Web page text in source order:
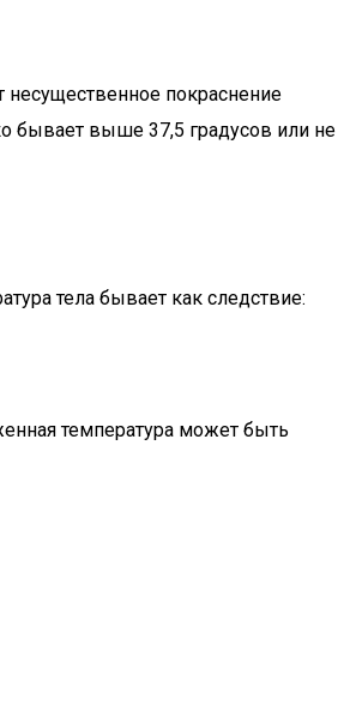
несущественное покраснение
бывает выше 37,5 градусов или не
тела бывает как следствие:
температура может быть